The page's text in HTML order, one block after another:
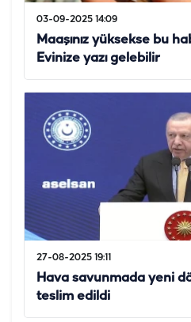
03-09-2025 14:09
Maaşınız yüksekse bu
Evinize yazı gelebilir
27-08-2025 19:11
Hava savunmada yeni
teslim edildi